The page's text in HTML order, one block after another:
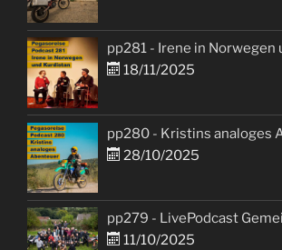
pp281 - Irene in Norwegen
18/11/2025
pp280 - Kristins analoges
28/10/2025
pp279 - LivePodcast
11/10/2025